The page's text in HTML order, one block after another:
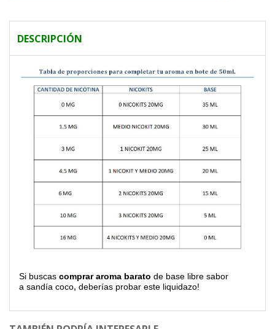
DESCRIPCIÓN
Si buscas comprar aroma barato de base libre sabor
a sandía coco, deberías probar este liquidazo!